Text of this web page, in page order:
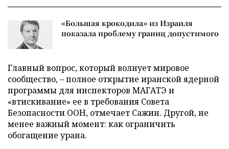
«Большая крокодила» из Израиля
показала проблему границ допустимого
Главный вопрос, который волнует мировое
сообщество, – полное открытие иранской ядерной
программы для инспекторов МАГАТЭ и
«втискивание» ее в требования Совета
Безопасности ООН, отмечает Сажин. Другой, не
менее важный момент: как ограничить
обогащение урана.